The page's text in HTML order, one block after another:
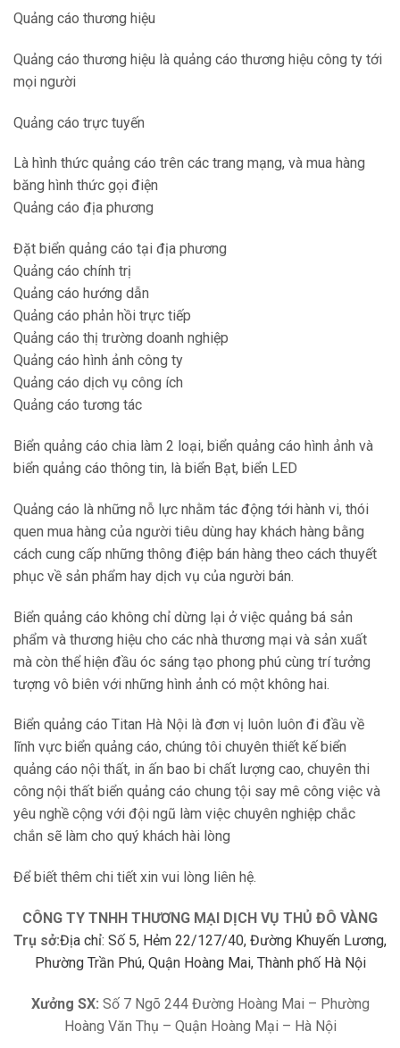
Quảng cáo thương hiệu
Quảng cáo thương hiệu là quảng cáo thương hiệu công ty tới
mọi người
Quảng cáo trực tuyến
Là hình thức quảng cáo trên các trang mạng, và mua hàng
băng hình thức gọi điện
Quảng cáo địa phương
Đặt biển quảng cáo tại địa phương
Quảng cáo chính trị
Quảng cáo hướng dẫn
Quảng cáo phản hồi trực tiếp
Quảng cáo thị trường doanh nghiệp
Quảng cáo hình ảnh công ty
Quảng cáo dịch vụ công ích
Quảng cáo tương tác
Biển quảng cáo chia làm 2 loại, biển quảng cáo hình ảnh và
biển quảng cáo thông tin, là biển Bạt, biển LED
Quảng cáo là những nỗ lực nhằm tác động tới hành vi, thói
quen mua hàng của người tiêu dùng hay khách hàng bằng
cách cung cấp những thông điệp bán hàng theo cách thuyết
phục về sản phẩm hay dịch vụ của người bán.
Biển quảng cáo không chỉ dừng lại ở việc quảng bá sản
phẩm và thương hiệu cho các nhà thương mại và sản xuất
mà còn thể hiện đầu óc sáng tạo phong phú cùng trí tưởng
tượng vô biên với những hình ảnh có một không hai.
Biển quảng cáo Titan Hà Nội là đơn vị luôn luôn đi đầu về
lĩnh vực biển quảng cáo, chúng tôi chuyên thiết kế biển
quảng cáo nội thất, in ấn bao bi chất lượng cao, chuyên thi
công nội thất biển quảng cáo chung tội say mê công việc và
yêu nghề cộng với đội ngũ làm việc chuyên nghiệp chắc
chắn sẽ làm cho quý khách hài lòng
Để biết thêm chi tiết xin vui lòng liên hệ.
CÔNG TY TNHH THƯƠNG MẠI DỊCH VỤ THỦ ĐÔ VÀNG
Trụ sở:Địa chỉ: Số 5, Hẻm 22/127/40, Đường Khuyến Lương,
Phường Trần Phú, Quận Hoàng Mai, Thành phố Hà Nội
Xưởng SX: Số 7 Ngõ 244 Đường Hoàng Mai – Phường
Hoàng Văn Thụ – Quận Hoàng Mại – Hà Nội